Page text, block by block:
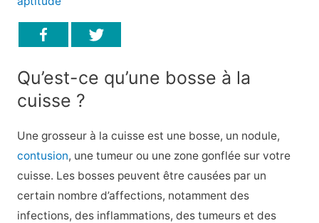
Qu’est-ce qu’une bosse à la
cuisse ?
Une grosseur à la cuisse est une bosse, un nodule,
contusion, une tumeur ou une zone gonflée sur votre
cuisse. Les bosses peuvent être causées par un
certain nombre d’affections, notamment des
infections, des inflammations, des tumeurs et des